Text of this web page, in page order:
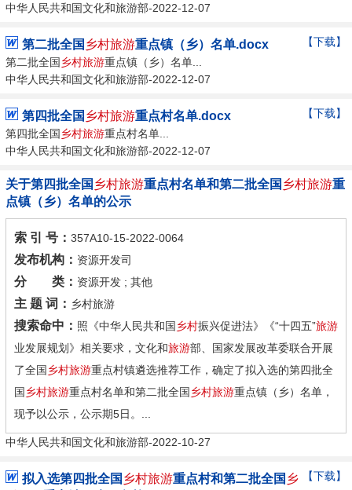
中华人民共和国文化和旅游部-2022-12-07
【下载】
第二批全国 乡村旅游重点镇（乡）名单.docx
第二批全国 乡村旅游重点镇（乡）名单...
中华人民共和国文化和旅游部-2022-12-07
【下载】
第四批全国 乡村旅游重点村名单.docx
第四批全国 乡村旅游重点村名单...
中华人民共和国文化和旅游部-2022-12-07
关于第四批全国 乡村旅游重点村名单和第二批全国 乡村旅游重
点镇（乡）名单的公示
索 引 号： 357A10-15-2022-0064
发布机构： 资源开发司
分 类： 资源开发 ; 其他
主 题 词： 乡村旅游
搜索命中： 照《中华人民共和国 乡村振兴促进法》《“十四五”旅游
业发展规划》相关要求，文化和旅游部、国家发展改革委联合开展
了全国 乡村旅游重点村镇遴选推荐工作，确定了拟入选的第四批全
国 乡村旅游重点村名单和第二批全国 乡村旅游重点镇（乡）名单，
现予以公示，公示期5日。...
中华人民共和国文化和旅游部-2022-10-27
【下载】
拟入选第四批全国 乡村旅游重点村和第二批全国 乡